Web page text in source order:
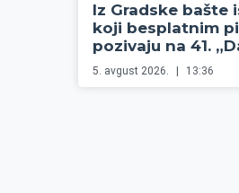
Iz Gradske bašte
koji besplatnim
pozivaju na 41.
5. avgust 2026. 13:36